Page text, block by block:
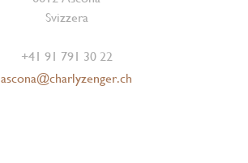
Svizzera
+41 91 791 30 22
ascona@charlyzenger.ch